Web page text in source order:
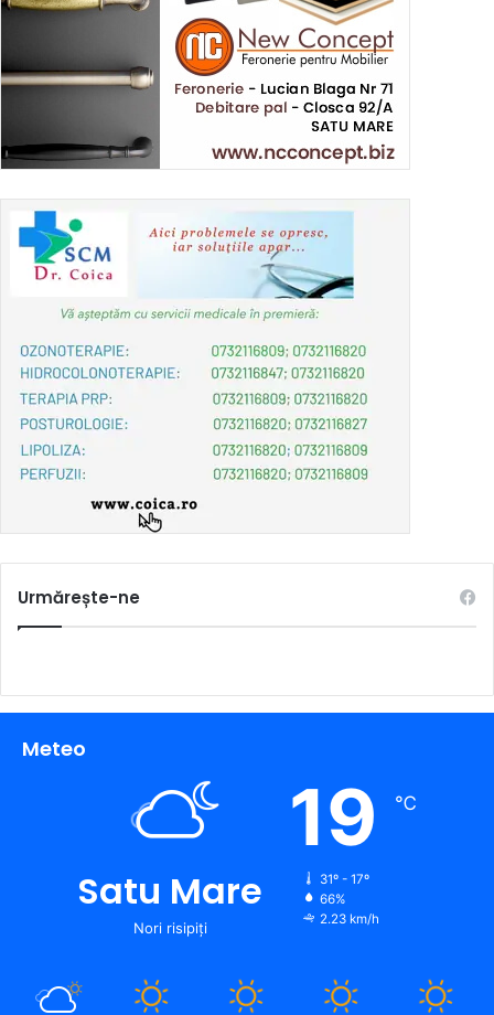
Urmărește-ne
Meteo
Satu Mare
Nori risipiți
19 ℃
31º - 17º
66%
2.23 km/h